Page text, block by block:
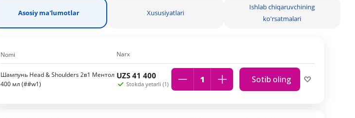
Asosiy ma'lumotlar Xususiyatlari
Ishlab chiqaruvchining
ko'rsatmalari
Nomi Narx
Шампунь Head & Shoulders 2в1 Ментол
400 мл (##w1)
UZS41 400
Stokda yetarli (1) Sotib oling